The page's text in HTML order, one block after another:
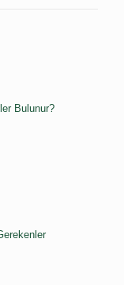
Bulunur?